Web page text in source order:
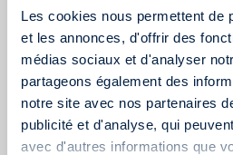
Les cookies nous permettent de
et les annonces, d'offrir des
médias sociaux et d'analyser
partageons également des
notre site avec nos partenaires
publicité et d'analyse, qui
avec d'autres informations que
notamment lors d’un